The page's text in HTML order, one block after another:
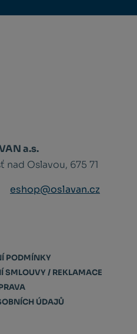
a.s.
nad Oslavou, 675 71
eshop@oslavan.cz
PODMÍNKY
SMLOUVY / REKLAMACE
ÚDAJŮ